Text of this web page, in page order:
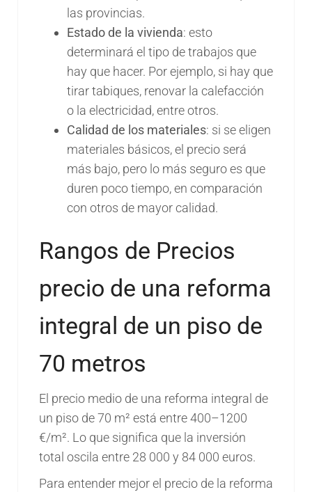
las provincias.
Estado de la vivienda: esto
determinará el tipo de trabajos que
hay que hacer. Por ejemplo, si hay que
tirar tabiques, renovar la calefacción
o la electricidad, entre otros.
Calidad de los materiales: si se eligen
materiales básicos, el precio será
más bajo, pero lo más seguro es que
duren poco tiempo, en comparación
con otros de mayor calidad.
Rangos de Precios
precio de una reforma
integral de un piso de
70 metros
El precio medio de una reforma integral de
un piso de 70 m² está entre 400–1200
€/m². Lo que significa que la inversión
total oscila entre 28 000 y 84 000 euros.
Para entender mejor el precio de la reforma